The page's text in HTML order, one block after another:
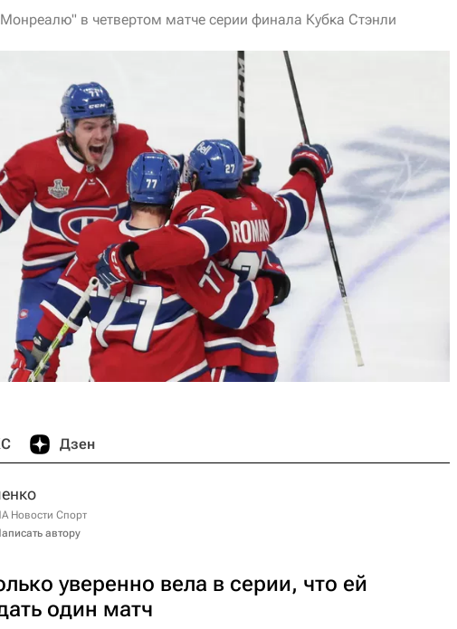
в четвертом матче серии финала Кубка Стэнли
Дзен
Новости Спорт
автору
уверенно вела в серии, что ей
один матч